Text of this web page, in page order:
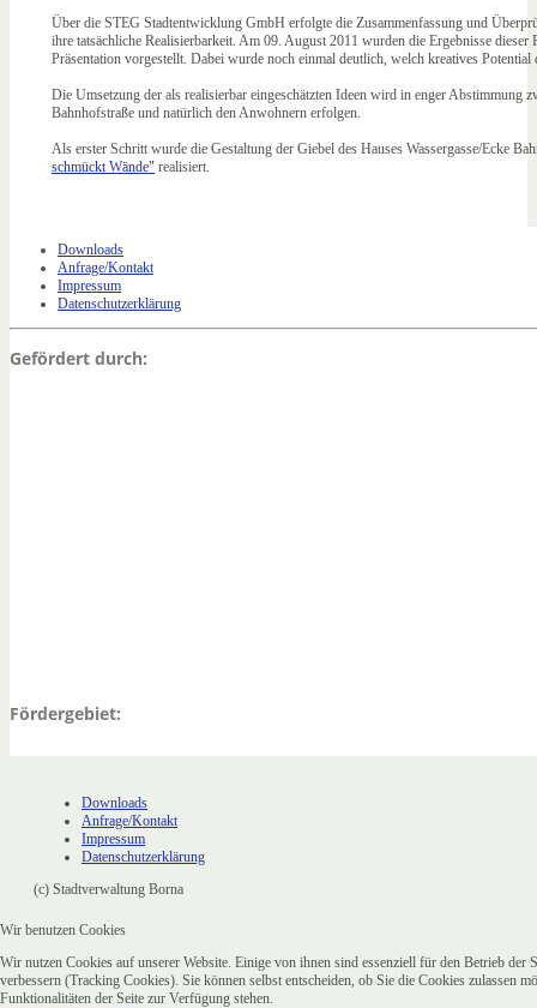
Downloads
Anfrage/Kontakt
Impressum
Datenschutzerklärung
Gefördert durch:
Fördergebiet:
Über die STEG Stadtentwicklung GmbH erfolgte die Zusammenfassung und
ihre tatsächliche Realisierbarkeit. Am 09. August 2011 wurden die Ergebnisse
Präsentation vorgestellt. Dabei wurde noch einmal deutlich, welch kreatives Potential
Die Umsetzung der als realisierbar eingeschätzten Ideen wird in enger Abstimmung
Bahnhofstraße und natürlich den Anwohnern erfolgen.
Als erster Schritt wurde die Gestaltung der Giebel des Hauses Wassergasse/Ecke
schmückt Wände" realisiert.
Downloads
Anfrage/Kontakt
Impressum
Datenschutzerklärung
(c) Stadtverwaltung Borna
Wir benutzen Cookies
Wir nutzen Cookies auf unserer Website. Einige von ihnen sind essenziell für den Betrieb der
verbessern (Tracking Cookies). Sie können selbst entscheiden, ob Sie die Cookies zulassen
Funktionalitäten der Seite zur Verfügung stehen.